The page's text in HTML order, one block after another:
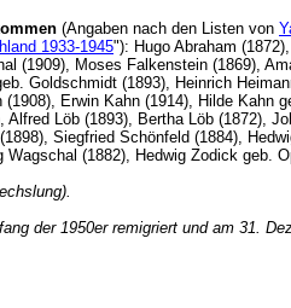
(Angaben nach den Listen von
1933-1945"): Hugo Abraham
(1909), Moses Falkenstein (1869),
Goldschmidt (1893), Heinrich
Erwin Kahn (1914), Hilde Kahn
Löb (1893), Bertha Löb (1872),
Siegfried Schönfeld (1884),
(1882), Hedwig Zodick geb.
der 1950er remigriert und am 31.